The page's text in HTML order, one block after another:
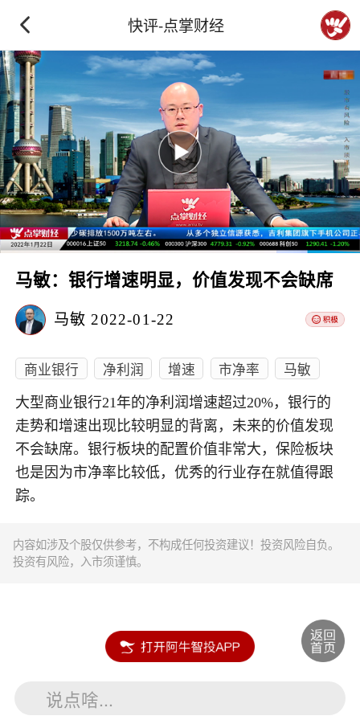
快评-点掌财经
马敏：银行增速明显，价值发现不会缺席
马敏 2022-01-22
商业银行 净利润 增速 市净率 马敏
大型商业银行21年的净利润增速超过20%，银行的
走势和增速出现比较明显的背离，未来的价值发现
不会缺席。银行板块的配置价值非常大，保险板块
也是因为市净率比较低，优秀的行业存在就值得跟
踪。
内容如涉及个股仅供参考，不构成任何投资建议！投资风险自负。
投资有风险，入市须谨慎。
说点啥...